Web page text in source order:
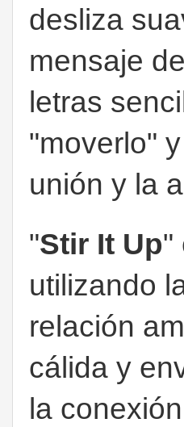
desliza
mensaje
letras
"moverlo"
unión y la
"Stir It Up"
utilizando
relación
cálida y
la